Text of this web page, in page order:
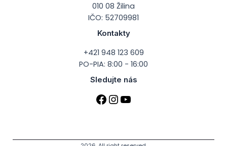
010 08 Žilina
IČO: 52709981
Kontakty
+421 948 123 609
PO-PIA: 8:00 - 16:00
Sledujte nás